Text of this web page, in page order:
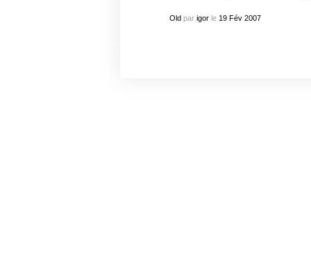
Old par igorle 19 Fév 2007